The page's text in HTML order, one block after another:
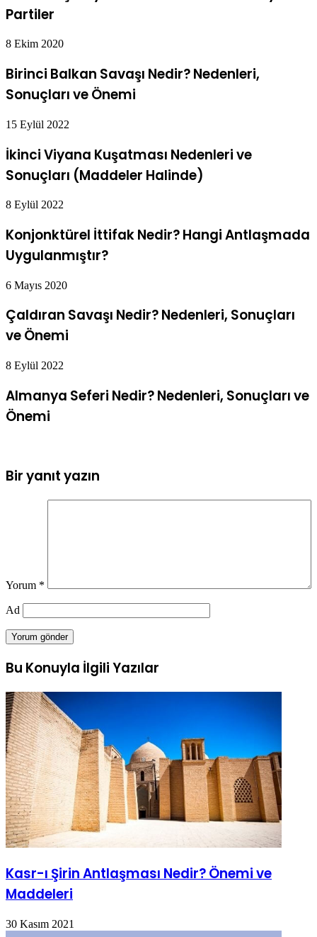
Partiler
8 Ekim 2020
Birinci Balkan Savaşı Nedir? Nedenleri,
Sonuçları ve Önemi
15 Eylül 2022
İkinci Viyana Kuşatması Nedenleri ve
Sonuçları (Maddeler Halinde)
8 Eylül 2022
Konjonktürel İttifak Nedir? Hangi Antlaşmada
Uygulanmıştır?
6 Mayıs 2020
Çaldıran Savaşı Nedir? Nedenleri, Sonuçları
ve Önemi
8 Eylül 2022
Almanya Seferi Nedir? Nedenleri, Sonuçları ve
Önemi
Bir yanıt yazın
Yorum *
Ad
Bu Konuyla İlgili Yazılar
Kasr-ı Şirin Antlaşması Nedir? Önemi ve
Maddeleri
30 Kasım 2021